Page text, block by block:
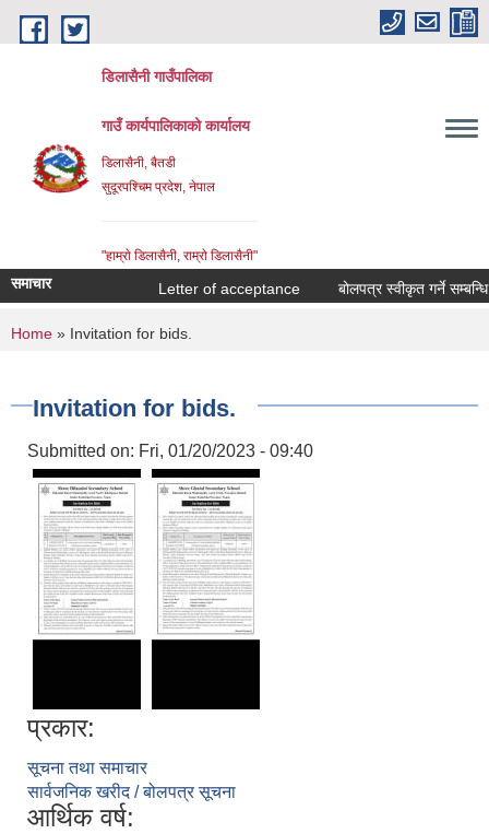
Skip to main content
डिलासैनी गाउँपालिका
गाउँ कार्यपालिकाको कार्यालय
डिलासैनी, बैतडी
सुदूरपश्चिम प्रदेश, नेपाल
"हाम्राे डिलासैनी, राम्राे डिलासैनी"
समाचार Letter of acceptance बोलपत्र स्वीकृत गर्ने सम्बन्धि
You are here
Home » Invitation for bids.
Invitation for bids.
Submitted on: Fri, 01/20/2023 - 09:40
प्रकार:
सूचना तथा समाचार
सार्वजनिक खरीद / बोलपत्र सूचना
आर्थिक वर्ष: